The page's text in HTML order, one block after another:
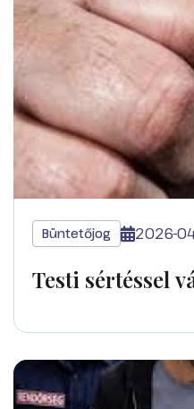
Büntetőjog 2026-
Testi sértéssel